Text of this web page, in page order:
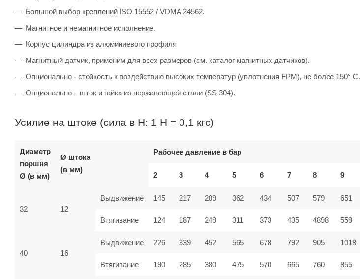
Большой выбор креплений ISO 15552 / VDMA 24562.
Магнитное и немагнитное исполнение.
Корпус цилиндра из алюминиевого профиля
Магнитный датчик, применим для всех размеров (см. каталог магнитных датчиков).
Опционально - стойкость к воздействию высоких температур (уплотнения FPM), не более 150° C.
Опционально – шток и гайка из нержавеющей стали (SS 304).
Усилие на штоке (сила в Н: 1 Н = 0,1 кгс)
Диаметр
поршня
Ø (в мм)
Ø штока
(в мм)
Рабочее давление в бар
2 3 4 5 6 7 8 9
32 12
Выдвижение 145 217 289 362 434 507 579 651
Втягивание 124 187 249 311 373 435 4898 559
40 16
Выдвижение 226 339 452 565 678 792 905 1018
Втягивание 190 285 380 475 570 665 760 855